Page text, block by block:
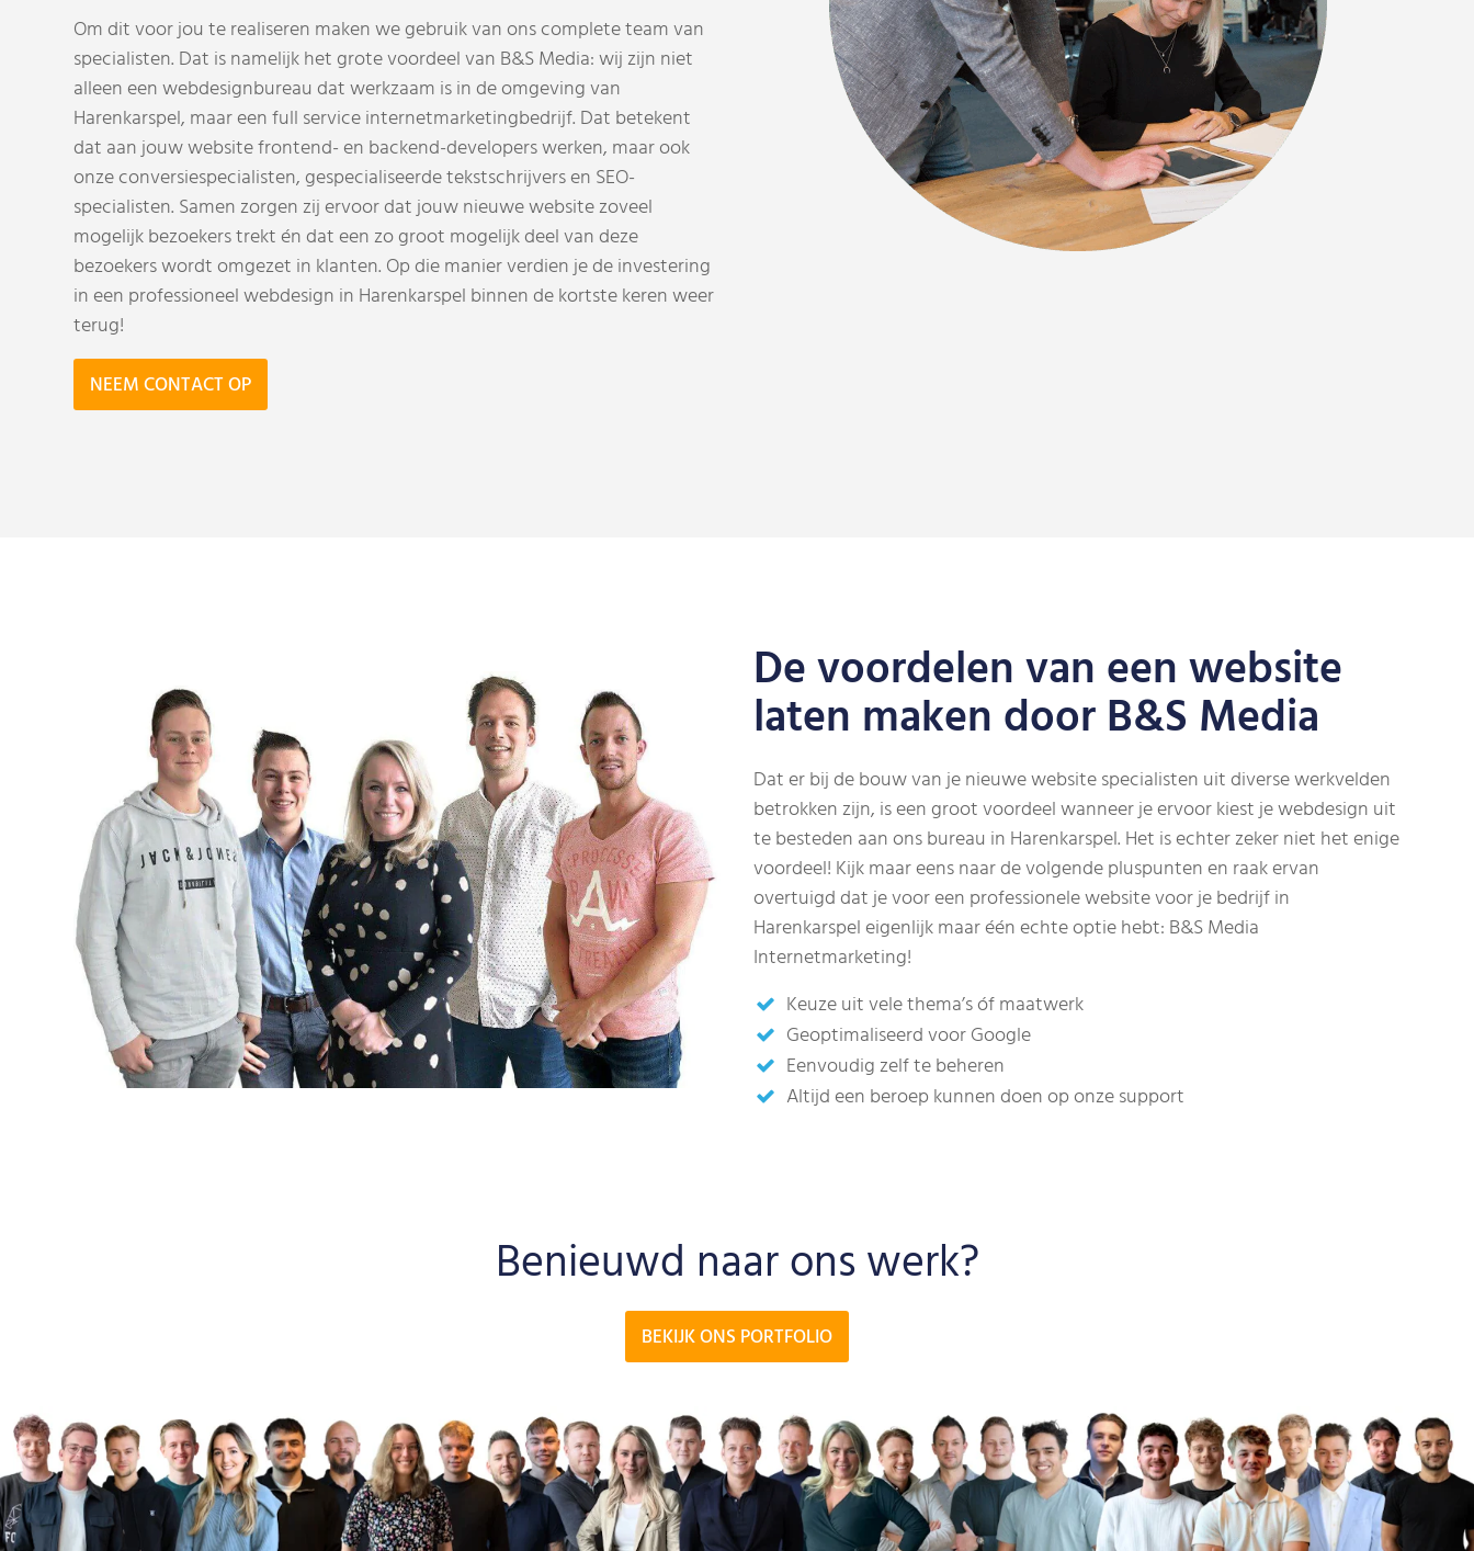
Om dit voor jou te realiseren maken we gebruik van ons complete team van
specialisten. Dat is namelijk het grote voordeel van B&S Media: wij zijn niet
alleen een webdesignbureau dat werkzaam is in de omgeving van
Harenkarspel, maar een full service internetmarketingbedrijf. Dat betekent
dat aan jouw website frontend- en backend-developers werken, maar ook
onze conversiespecialisten, gespecialiseerde tekstschrijvers en SEO-
specialisten. Samen zorgen zij ervoor dat jouw nieuwe website zoveel
mogelijk bezoekers trekt én dat een zo groot mogelijk deel van deze
bezoekers wordt omgezet in klanten. Op die manier verdien je de investering
in een professioneel webdesign in Harenkarspel binnen de kortste keren weer
terug!
NEEM CONTACT OP
De voordelen van een website
laten maken door B&S Media
Dat er bij de bouw van je nieuwe website specialisten uit diverse werkvelden
betrokken zijn, is een groot voordeel wanneer je ervoor kiest je webdesign uit
te besteden aan ons bureau in Harenkarspel. Het is echter zeker niet het enige
voordeel! Kijk maar eens naar de volgende pluspunten en raak ervan
overtuigd dat je voor een professionele website voor je bedrijf in
Harenkarspel eigenlijk maar één echte optie hebt: B&S Media
Internetmarketing!
Keuze uit vele thema’s óf maatwerk
Geoptimaliseerd voor Google
Eenvoudig zelf te beheren
Altijd een beroep kunnen doen op onze support
Benieuwd naar ons werk?
BEKIJK ONS PORTFOLIO